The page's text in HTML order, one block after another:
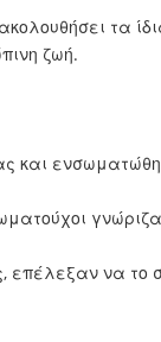
τα
ζωή.
και
επέλεξαν να